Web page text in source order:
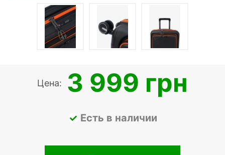
Цена: 3 999 грн
Есть в наличии